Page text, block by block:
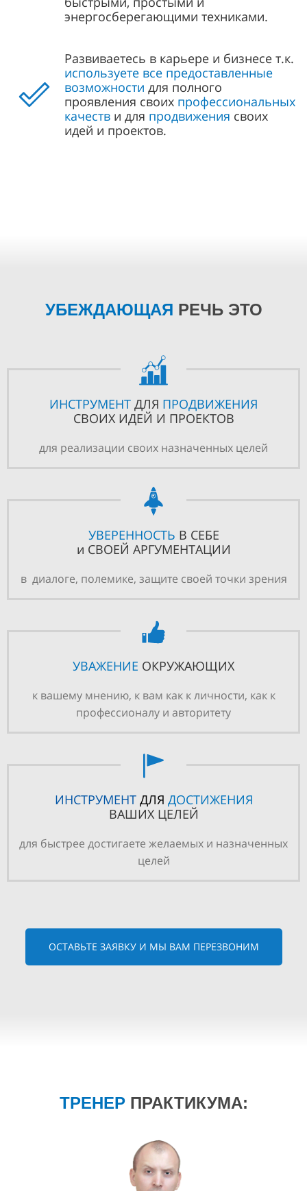
энергосберегающими техниками.
Развиваетесь в карьере и бизнесе т.к.
используете все предоставленные
возможности для полного
проявления своих профессиональных
качеств и для продвижения своих
идей и проектов.
УБЕЖДАЮЩАЯ РЕЧЬ ЭТО
ИНСТРУМЕНТ ДЛЯ ПРОДВИЖЕНИЯ
СВОИХ ИДЕЙ И ПРОЕКТОВ
для реализации своих назначенных целей
УВЕРЕННОСТЬ В СЕБЕ
и СВОЕЙ АРГУМЕНТАЦИИ
в диалоге, полемике, защите своей точки зрения
УВАЖЕНИЕ ОКРУЖАЮЩИХ
к вашему мнению, к вам как к личности, как к
профессионалу и авторитету
ИНСТРУМЕНТ ДЛЯ ДОСТИЖЕНИЯ
ВАШИХ ЦЕЛЕЙ
для быстрее достигаете желаемых и назначенных
целей
ОСТАВЬТЕ ЗАЯВКУ И МЫ ВАМ ПЕРЕЗВОНИМ
ТРЕНЕР ПРАКТИКУМА: